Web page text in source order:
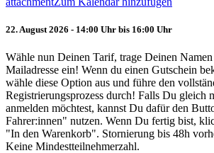
22. August 2026 - 14:00 Uhr bis 16:00 Uhr
Wähle nun Deinen Tarif, trage Deinen
Mailadresse ein! Wenn du einen Gutschein
wähle diese Option aus und führe den
Registrierungsprozess durch! Falls Du gleich
anmelden möchtest, kannst Du dafür den
Fahrer:innen" nutzen. Wenn Du fertig bist,
"In den Warenkorb". Stornierung bis 48h
Keine Mindestteilnehmerzahl.